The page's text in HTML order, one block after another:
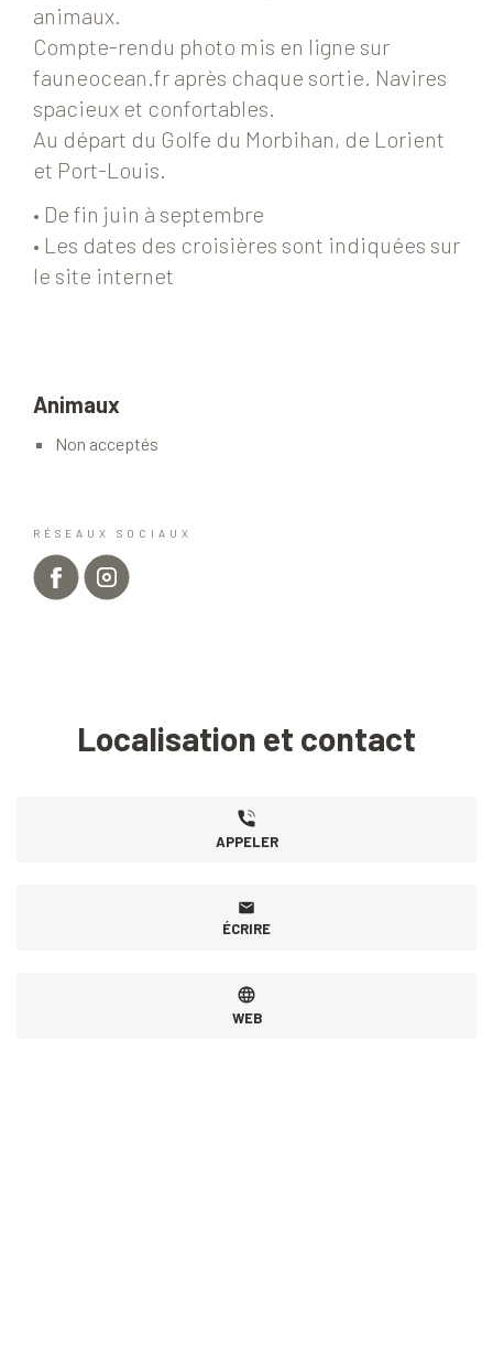
animaux.
Compte-rendu photo mis en ligne sur
fauneocean.fr après chaque sortie. Navires
spacieux et confortables.
Au départ du Golfe du Morbihan, de Lorient
et Port-Louis.
• De fin juin à septembre
• Les dates des croisières sont indiquées sur
le site internet
Animaux
Non acceptés
RÉSEAUX SOCIAUX
Localisation et contact
APPELER
ÉCRIRE
WEB